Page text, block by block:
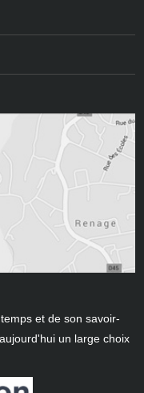
et de son savoir-
un large choix